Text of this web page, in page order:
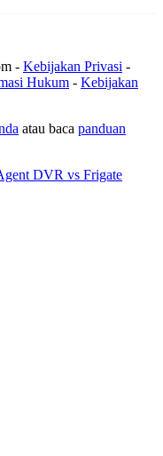
- Kebijakan Privasi -
Hukum - Kebijakan
atau baca panduan
DVR vs Frigate